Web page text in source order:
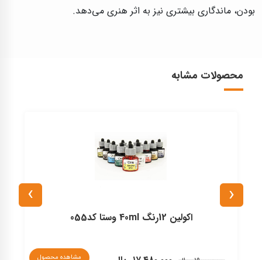
بودن، ماندگاری بیشتری نیز به اثر هنری می‌دهد.
محصولات مشابه
اکولین 12رنگ 40ml وستا کد055
مشاهده محصول
‹
›